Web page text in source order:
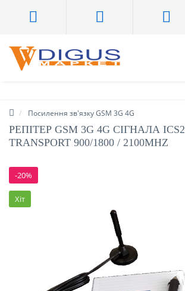
Посилення зв'язку GSM 3G 4G
РЕПІТЕР GSM 3G 4G СІГНАЛА
TRANSPORT 900/1800 / 2100MHZ
-20%
Хіт